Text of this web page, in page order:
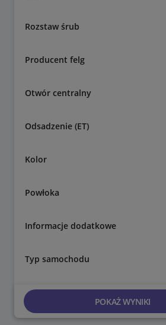
Rozstaw śrub
Producent felg
Otwór centralny
Odsadzenie (ET)
Kolor
Powłoka
Informacje dodatkowe
Typ samochodu
POKAŻ WYNIKI